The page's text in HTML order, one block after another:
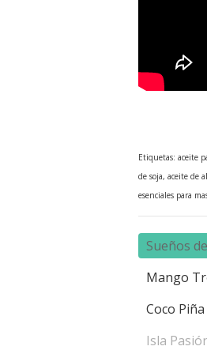
Etiquetas: aceite
de soja, aceite de
esenciales para
Sueños
Mango
Coco Piña
Isla